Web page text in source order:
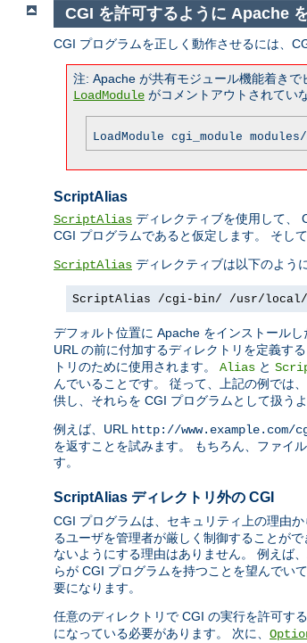
CGI を許可するように Apache
CGI プログラムを正しく動作させるには、
注: Apache が共有モジュール機能着き
LoadModule がコメントアウトされてい
LoadModule cgi_module
ScriptAlias
ScriptAlias ディレクティブを使用して、
CGI プログラムであると仮定します。 そし
ScriptAlias ディレクティブは以下のよう
ScriptAlias /cgi-bin/ /usr/local/
デフォルト位置に Apache をインストール
URL の前に付加するディレクトリを定義する
トリのために使用されます。 Alias と
んでいることです。 従って、上記の例では、
供し、それらを CGI プログラムとして扱う
例えば、URL http://
を返すことを試みます。 もちろん、ファイ
す。
ScriptAlias ディレクトリ外の CGI
CGI プログラムは、セキュリティ上の理由か
るユーザを管理者が厳しく制御することが
ないようにする理由はありません。 例えば
らが CGI プログラムを持つことを望んでい
要になります。
任意のディレクトリで CGI の実行を許可す
になっている必要があります。 次に、